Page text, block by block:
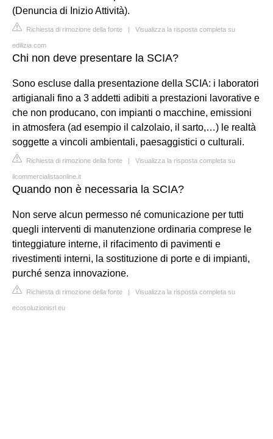
(Denuncia di Inizio Attività).
Richiesta di rimozione della fonte | Visualizza la risposta completa su
edilizia.com
Chi non deve presentare la SCIA?
Sono escluse dalla presentazione della SCIA: i laboratori
artigianali fino a 3 addetti adibiti a prestazioni lavorative e
che non producano, con impianti o macchine, emissioni
in atmosfera (ad esempio il calzolaio, il sarto,…) le realtà
soggette a vincoli ambientali, paesaggistici o culturali.
Richiesta di rimozione della fonte | Visualizza la risposta completa su
ilcommercialistaonline.it
Quando non è necessaria la SCIA?
Non serve alcun permesso né comunicazione per tutti
quegli interventi di manutenzione ordinaria comprese le
tinteggiature interne, il rifacimento di pavimenti e
rivestimenti interni, la sostituzione di porte e di impianti,
purché senza innovazione.
Richiesta di rimozione della fonte | Visualizza la risposta completa su
ecosoluzionisrl.eu